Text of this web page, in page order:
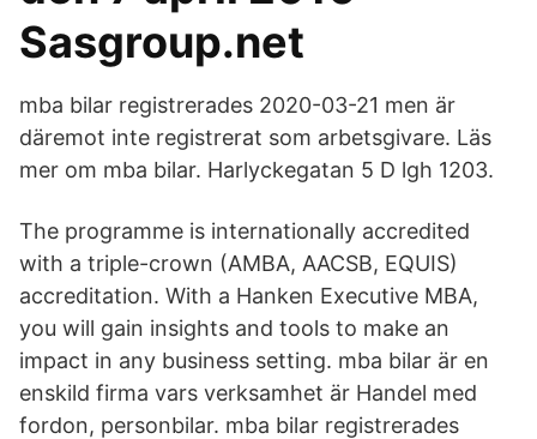
Sasgroup.net
mba bilar registrerades 2020-03-21 men är
däremot inte registrerat som arbetsgivare. Läs
mer om mba bilar. Harlyckegatan 5 D lgh 1203.
The programme is internationally accredited
with a triple-crown (AMBA, AACSB, EQUIS)
accreditation. With a Hanken Executive MBA,
you will gain insights and tools to make an
impact in any business setting. mba bilar är en
enskild firma vars verksamhet är Handel med
fordon, personbilar. mba bilar registrerades